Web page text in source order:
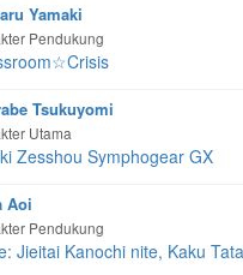
Yamaki
Pendukung
Tsukuyomi
Utama
Zesshou Symphogear GX
Aoi
Pendukung
Jieitai Kanochi nite, Kaku